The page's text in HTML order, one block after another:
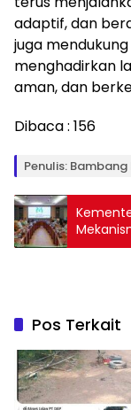
adaptif, dan
juga
menghadirkan
aman, dan
Dibaca : 156
Penulis:
Pangan
Pos Terkait